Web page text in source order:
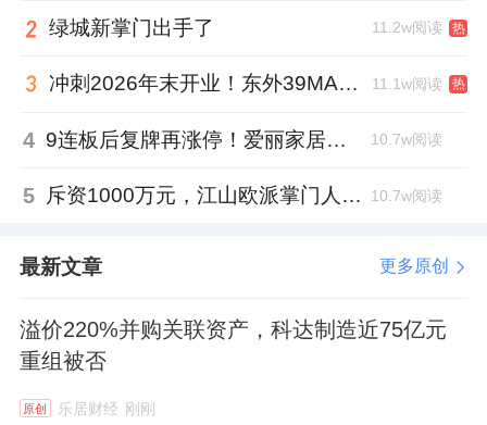
2、顾家家居官宣吴磊担任智享全球代言人
3月17日，据顾家家居官微，顾家家居正式宣
布青年演员吴磊出任其智享全球代言人。此次
定决心。
作为深耕演艺事业的青年演员，吴磊凭借阳光
年龄层受众的广泛喜爱。其兼具青春张力与成
熟质感的气质，与顾家家居“智享系列”所倡导
的品质生活理念高度契合。
绿城新掌门出手了 11.2w阅读 热
冲刺2026年末开业！东外39MALL全球招商启幕，重构东直门商圈格局 11.1w阅读 热
4 9连板后复牌再涨停！爱丽家居市盈率318倍，跨界收购案尚未落地 10.7w阅读
5 斥资1000万元，江山欧派掌门人吴水根加码创投基金 10.7w阅读
最新文章 更多原创
溢价220%并购关联资产，科达制造近75亿元
重组被否
原创 乐居财经 刚刚